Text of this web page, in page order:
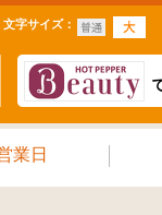
文字サイズ：
業日